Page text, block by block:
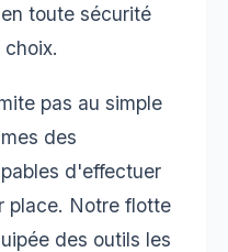
toute sécurité
pas au simple
des
d'effectuer
place. Notre flotte
des outils les